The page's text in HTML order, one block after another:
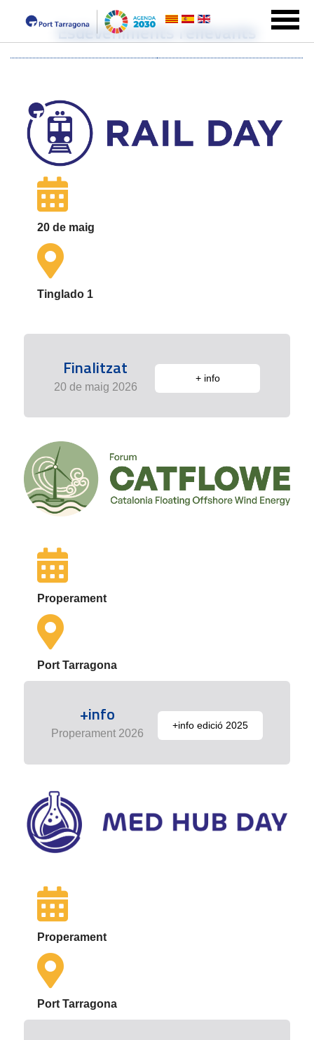
Esdeveniments rellevants
20 de maig
Tinglado 1
Finalitzat
20 de maig 2026
+ info
Properament
Port Tarragona
+info
Properament 2026
+info edició 2025
Properament
Port Tarragona